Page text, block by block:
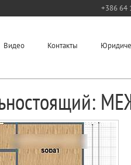
+386 64
Видео Контакты